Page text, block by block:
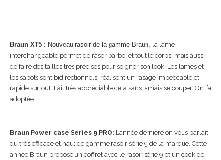
Braun XT5 : Nouveau rasoir de la gamme Braun, la lame
interchangeable permet de raser barbe, et tout le corps, mais aussi
de faire des tailles très précises pour soigner son look. Les lames et
les sabots sont bidirectionnels, réalisent un rasage impeccable et
rapide surtout. Fait très appréciable cela sans jamais se couper. On l’a
adoptée.
Braun Power case Series 9 PRO: L’année dernière on vous parlait
du très efficace et haut de gamme rasoir série 9 de la marque. Cette
année Braun propose un coffret avec le rasoir série 9 et un dock de